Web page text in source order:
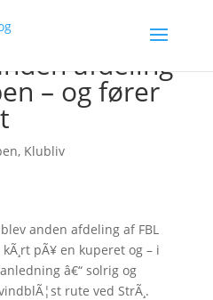
afdeling
– og fører
, Klubliv
anden afdeling af FBL
pÃ¥ en kuperet og – i
â€“ solrig og
rute ved StrÃ¸.